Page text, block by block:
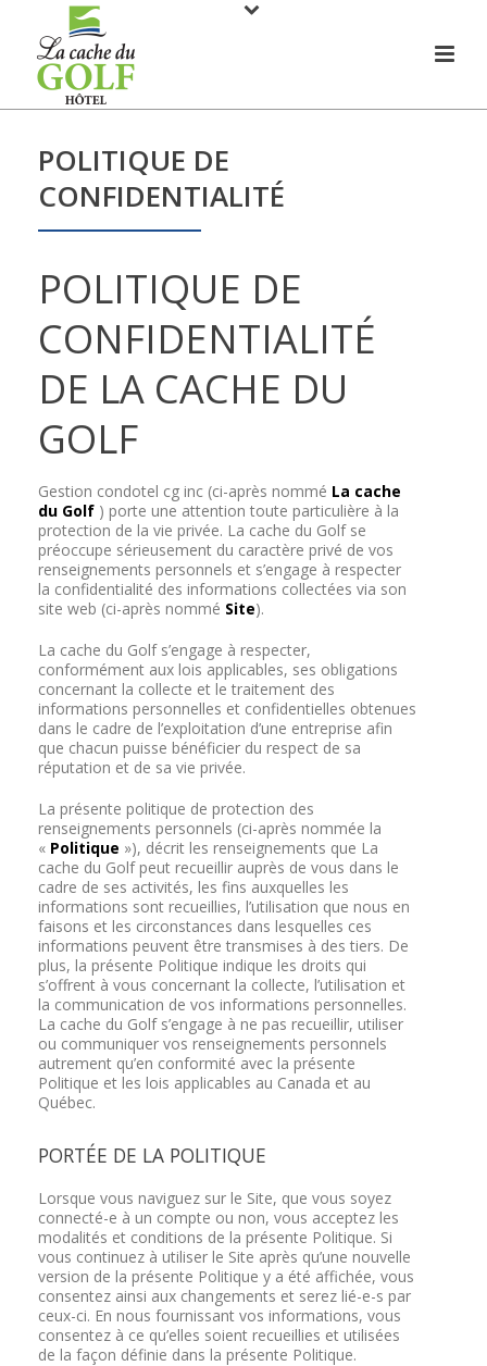
POLITIQUE DE
CONFIDENTIALITÉ
POLITIQUE DE
CONFIDENTIALITÉ
DE LA CACHE DU
GOLF
Gestion condotel cg inc (ci-après nommé La cache
du Golf ) porte une attention toute particulière à la
protection de la vie privée. La cache du Golf se
préoccupe sérieusement du caractère privé de vos
renseignements personnels et s’engage à respecter
la confidentialité des informations collectées via son
site web (ci-après nommé Site).
La cache du Golf s’engage à respecter,
conformément aux lois applicables, ses obligations
concernant la collecte et le traitement des
informations personnelles et confidentielles obtenues
dans le cadre de l’exploitation d’une entreprise afin
que chacun puisse bénéficier du respect de sa
réputation et de sa vie privée.
La présente politique de protection des
renseignements personnels (ci-après nommée la
« Politique »), décrit les renseignements que La
cache du Golf peut recueillir auprès de vous dans le
cadre de ses activités, les fins auxquelles les
informations sont recueillies, l’utilisation que nous en
faisons et les circonstances dans lesquelles ces
informations peuvent être transmises à des tiers. De
plus, la présente Politique indique les droits qui
s’offrent à vous concernant la collecte, l’utilisation et
la communication de vos informations personnelles.
La cache du Golf s’engage à ne pas recueillir, utiliser
ou communiquer vos renseignements personnels
autrement qu’en conformité avec la présente
Politique et les lois applicables au Canada et au
Québec.
PORTÉE DE LA POLITIQUE
Lorsque vous naviguez sur le Site, que vous soyez
connecté-e à un compte ou non, vous acceptez les
modalités et conditions de la présente Politique. Si
vous continuez à utiliser le Site après qu’une nouvelle
version de la présente Politique y a été affichée, vous
consentez ainsi aux changements et serez lié-e-s par
ceux-ci. En nous fournissant vos informations, vous
consentez à ce qu’elles soient recueillies et utilisées
de la façon définie dans la présente Politique.